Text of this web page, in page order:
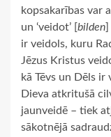
kopsakarības var
un ‘veidot’ [ bilden
ir veidols, kuru
Jēzus Kristus
kā Tēvs un Dēls
Dieva atkritušā
jaunveidē – tiek
sākotnējā